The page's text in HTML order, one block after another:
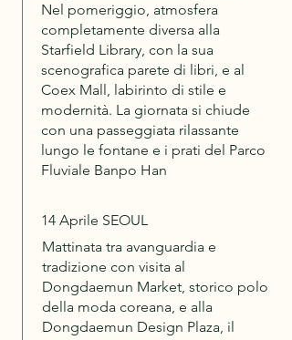
Nel pomeriggio, atmosfera
completamente diversa alla
Starfield Library, con la sua
scenografica parete di libri, e al
Coex Mall, labirinto di stile e
modernità. La giornata si chiude
con una passeggiata rilassante
lungo le fontane e i prati del Parco
Fluviale Banpo Han
14 Aprile SEOUL
Mattinata tra avanguardia e
tradizione con visita al
Dongdaemun Market, storico polo
della moda coreana, e alla
Dongdaemun Design Plaza, il